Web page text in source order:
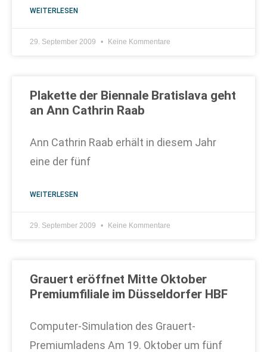
WEITERLESEN
29. September 2009 Keine Kommentare
Plakette der Biennale Bratislava geht
an Ann Cathrin Raab
Ann Cathrin Raab erhält in diesem Jahr
eine der fünf
WEITERLESEN
29. September 2009 Keine Kommentare
Grauert eröffnet Mitte Oktober
Premiumfiliale im Düsseldorfer HBF
Computer-Simulation des Grauert-
Premiumladens Am 19. Oktober um fünf